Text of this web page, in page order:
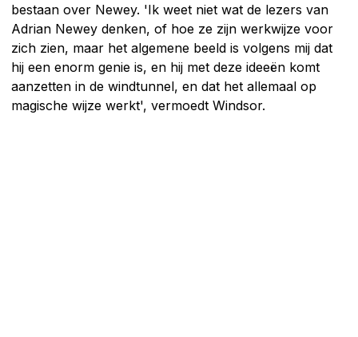
bestaan over Newey. 'Ik weet niet wat de lezers van
Adrian Newey denken, of hoe ze zijn werkwijze voor
zich zien, maar het algemene beeld is volgens mij dat
hij een enorm genie is, en hij met deze ideeën komt
aanzetten in de windtunnel, en dat het allemaal op
magische wijze werkt', vermoedt Windsor.